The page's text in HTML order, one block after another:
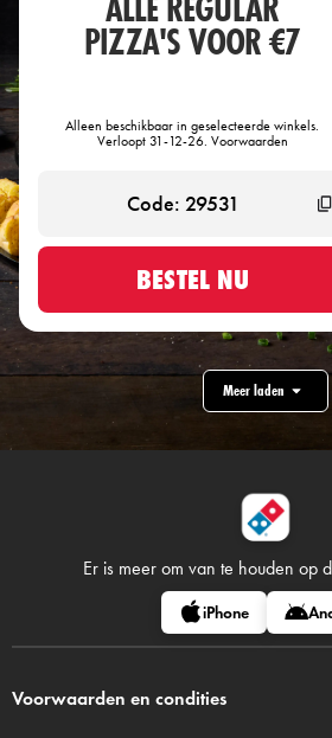
ALLE REGULAR
PIZZA'S VOOR €7
Alleen beschikbaar in geselecteerde winkels.
Verloopt 31-12-26. Voorwaarden
BESTEL NU
Meer laden
Er is meer om van te houden op
iPhone
Voorwaarden en condities